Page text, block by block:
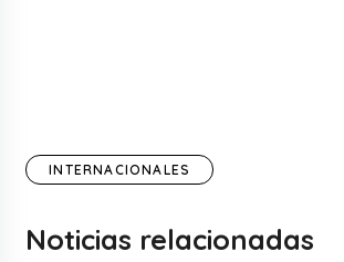
INTERNACIONALES
Noticias relacionadas